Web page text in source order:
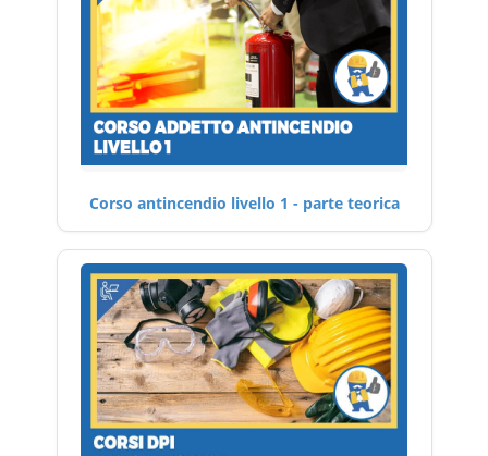
Corso antincendio livello 1 - parte teorica